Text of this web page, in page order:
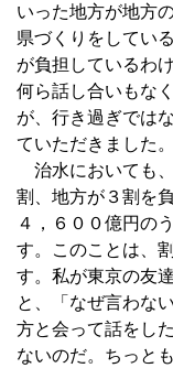
いった地方が地方
県づくりをしてい
が負担しているわ
何ら話し合いもな
が、行き過ぎでは
ていただきました。
治水においても
割、地方が３割を
４，６００億円の
す。このことは、
す。私が東京の友
と、「なぜ言わな
方と会って話をし
ないのだ。ちっと